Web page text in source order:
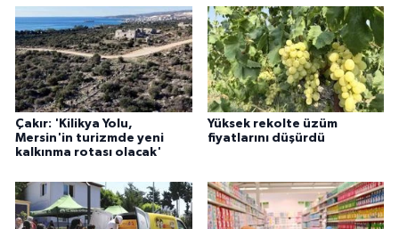
Çakır: 'Kilikya Yolu,
Mersin'in turizmde yeni
kalkınma rotası olacak'
Yüksek rekolte üzüm
fiyatlarını düşürdü